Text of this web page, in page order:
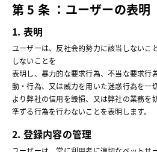
第 5 条 ：ユーザーの表明
1. 表明
ユーザーは、反社会的勢力に該当しないこ
しないことを
表明し、暴力的な要求行為、不当な要求行
動・行為、又は威力を用いた迷惑行為を一
より弊社の信用を毀損、又は弊社の業務を
準ずる行為を行わないことを表明します。
2. 登録内容の管理